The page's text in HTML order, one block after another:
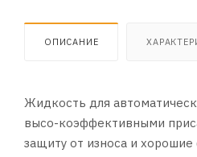
ОПИСАНИЕ
Жидкость для
высо-коэффективными
защиту от износа и